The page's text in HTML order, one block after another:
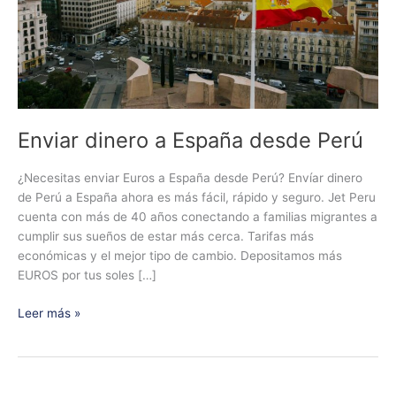
Enviar dinero a España desde Perú
¿Necesitas enviar Euros a España desde Perú? Envíar dinero
de Perú a España ahora es más fácil, rápido y seguro. Jet Peru
cuenta con más de 40 años conectando a familias migrantes a
cumplir sus sueños de estar más cerca. Tarifas más
económicas y el mejor tipo de cambio. Depositamos más
EUROS por tus soles […]
Leer más »